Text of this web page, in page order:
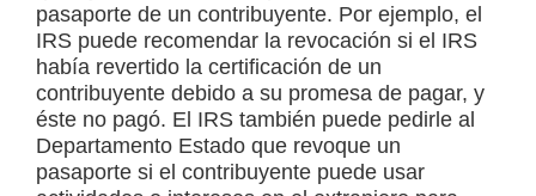
pasaporte de un contribuyente. Por ejemplo, el
IRS puede recomendar la revocación si el IRS
había revertido la certificación de un
contribuyente debido a su promesa de pagar, y
éste no pagó. El IRS también puede pedirle al
Departamento Estado que revoque un
pasaporte si el contribuyente puede usar